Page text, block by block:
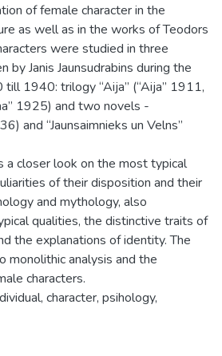
of female character in the
as well as in the works of Teodors
were studied in three
Janis Jaunsudrabins during the
1940: trilogy “Aija” (“Aija” 1911,
1925) and two novels -
and “Jaunsaimnieks un Velns”
a closer look on the most typical
of their disposition and their
and mythology, also
qualities, the distinctive traits of
the explanations of identity. The
monolithic analysis and the
characters.
character, psihology,